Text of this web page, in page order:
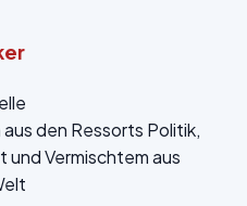
den Ressorts Politik,
Vermischtem aus